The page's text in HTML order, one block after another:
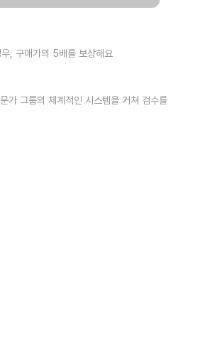
, 구매가의 5배를 보상해요
가 그룹의 체계적인 시스템을 거쳐 검수를